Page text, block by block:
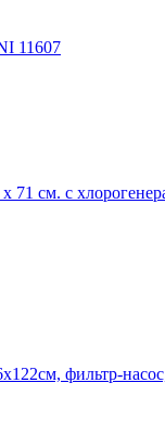
11607
см. с
фильтр-